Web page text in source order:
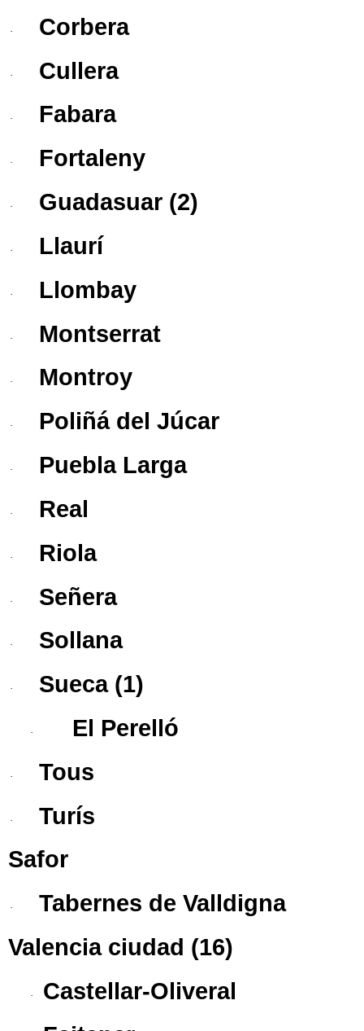
· Corbera
· Cullera
· Fabara
· Fortaleny
· Guadasuar(2)
· Llaurí
· Llombay
· Montserrat
· Montroy
· Poliñá del Júcar
· Puebla Larga
· Real
· Riola
· Señera
· Sollana
· Sueca(1)
· El Perelló
· Tous
·
Turís
Safor
·
Tabernes de Valldigna
Valencia ciudad (16)
· Castellar-Oliveral